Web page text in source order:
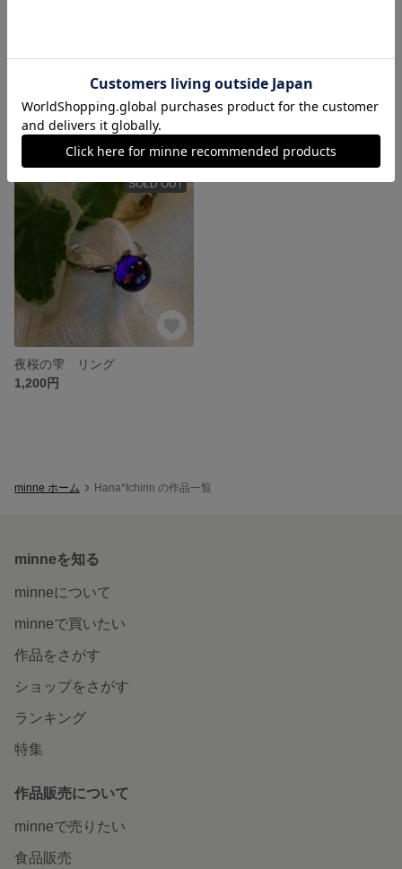
雨あがりの一滴 ネックレス
1,300円
雨あがりの一滴 ネックレス
1,300円
SOLD OUT
夜桜の雫 リング
1,200円
minne ホーム Hana*Ichirin の作品一覧
minneを知る
minneについて
minneで買いたい
作品をさがす
ショップをさがす
ランキング
特集
作品販売について
minneで売りたい
食品販売